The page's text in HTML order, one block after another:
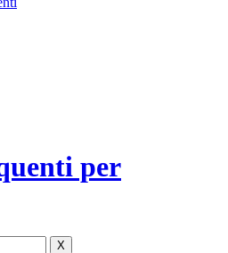
per
X